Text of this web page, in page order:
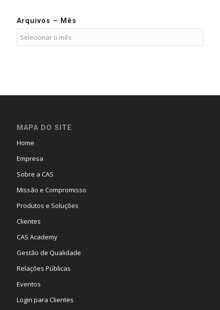
Arquivos – Mês
MAPA DO SITE
Home
Empresa
Sobre a CAS
Missão e Compromisso
Produtos e Soluções
Clientes
CAS Academy
Gestão de Qualidade
Relações Públicas
Eventos
Login para Clientes